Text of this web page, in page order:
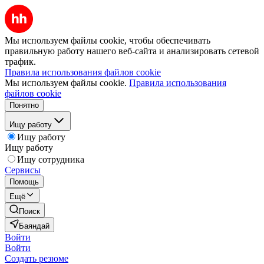
Мы используем файлы cookie, чтобы обеспечивать
правильную работу нашего веб-сайта и анализировать сетевой
трафик.
Правила использования файлов cookie
Мы используем файлы cookie. Правила использования
файлов cookie
Понятно
Ищу работу
Ищу работу
Ищу работу
Ищу сотрудника
Сервисы
Помощь
Ещё
Поиск
Баяндай
Войти
Войти
Создать резюме